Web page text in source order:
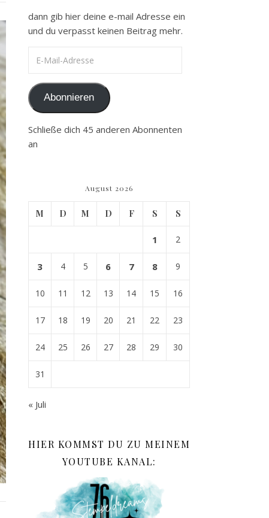
dann gib hier deine e-mail Adresse ein
und du verpasst keinen Beitrag mehr.
Abonnieren
Schließe dich 45 anderen Abonnenten
an
August 2026
M D M D F S S
1 2
3 4 5 6 7 8 9
10 11 12 13 14 15 16
17 18 19 20 21 22 23
24 25 26 27 28 29 30
31
« Juli
HIER KOMMST DU ZU MEINEM
YOUTUBE KANAL: